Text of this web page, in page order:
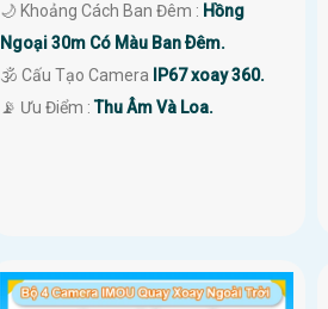
🌙 Khoảng Cách Ban Đêm : Hồng
Ngoại 30m Có Màu Ban Ðêm.
🕉️ Cấu Tạo Camera
IP67 xoay 360.
️📡 Ưu Điểm :Thu Âm Và Loa.